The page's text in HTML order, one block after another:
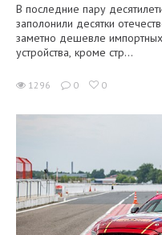
В последние пару
заполонили десятки
заметно дешевле
устройства, кроме стр...
1296 0 0